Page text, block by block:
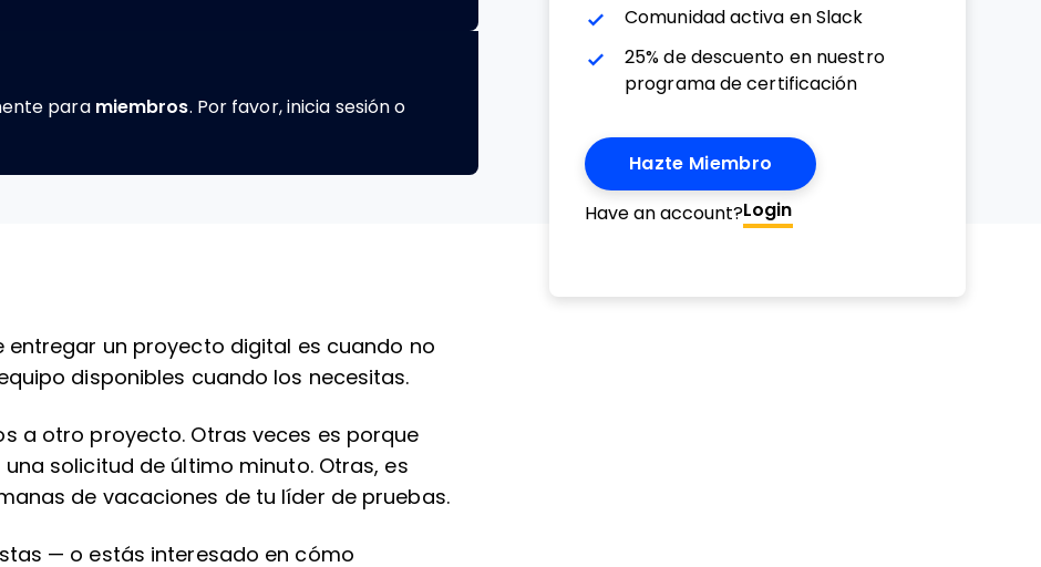
para miembros. Por favor, inicia sesión o
un proyecto digital es cuando no
disponibles cuando los necesitas.
a otro proyecto. Otras veces es porque
solicitud de último minuto. Otras, es
de vacaciones de tu líder de pruebas.
— o estás interesado en cómo
Comunidad activa en Slack
25% de descuento en nuestro
programa de certificación
Hazte Miembro
Have an account?Login